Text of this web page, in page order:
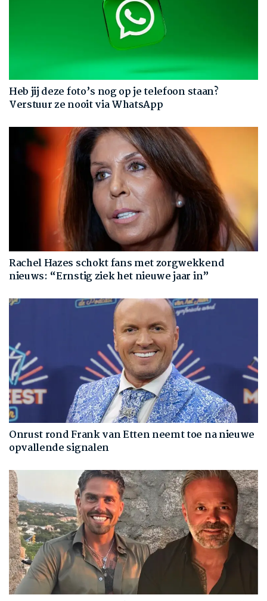
Heb jij deze foto’s nog op je telefoon staan?
Verstuur ze nooit via WhatsApp
Rachel Hazes schokt fans met zorgwekkend
nieuws: “Ernstig ziek het nieuwe jaar in”
Onrust rond Frank van Etten neemt toe na nieuwe
opvallende signalen